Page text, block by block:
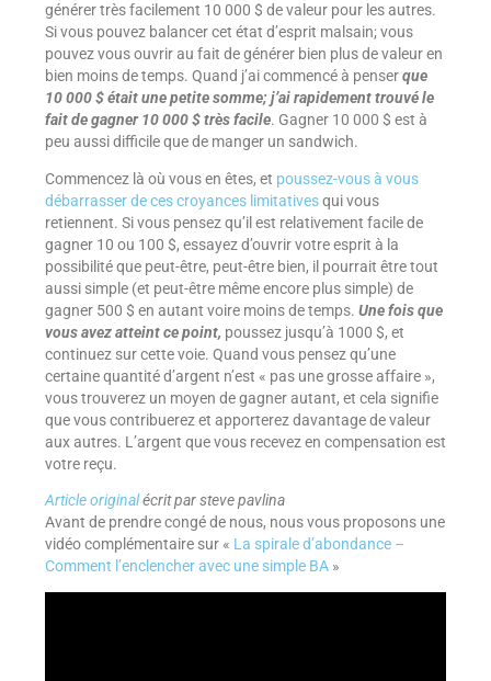
générer très facilement 10 000 $ de valeur pour les autres.
Si vous pouvez balancer cet état d’esprit malsain; vous
pouvez vous ouvrir au fait de générer bien plus de valeur en
bien moins de temps. Quand j’ai commencé à penserque
10 000 $ était une petite somme; j’ai rapidement trouvé le
fait de gagner 10 000 $ très facile. Gagner 10 000 $ est à
peu aussi difficile que de manger un sandwich.
Commencez là où vous en êtes, et poussez-vous à vous
débarrasser de ces croyances limitativesqui vous
retiennent. Si vous pensez qu’il est relativement facile de
gagner 10 ou 100 $, essayez d’ouvrir votre esprit à la
possibilité que peut-être, peut-être bien, il pourrait être tout
aussi simple (et peut-être même encore plus simple) de
gagner 500 $ en autant voire moins de temps. Une fois que
vous avez atteint ce point, poussez jusqu’à 1000 $, et
continuez sur cette voie. Quand vous pensez qu’une
certaine quantité d’argent n’est « pas une grosse affaire »,
vous trouverez un moyen de gagner autant, et cela signifie
que vous contribuerez et apporterez davantage de valeur
aux autres. L’argent que vous recevez en compensation est
votre reçu.
Article originalécrit par steve pavlina
Avant de prendre congé de nous, nous vous proposons une
vidéo complémentaire sur « La spirale d’abondance –
Comment l’enclencher avec une simple BA»